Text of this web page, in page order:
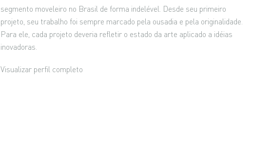
segmento moveleiro no Brasil de forma indelével. Desde seu primeiro
projeto, seu trabalho foi sempre marcado pela ousadia e pela originalidade.
Para ele, cada projeto deveria refletir o estado da arte aplicado a idéias
inovadoras.
Visualizar perfil completo